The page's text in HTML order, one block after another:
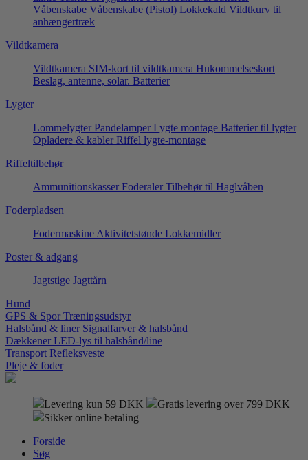
Våbenskabe Våbenskabe (Pistol) Lokkekald Vildtkurv til
anhængertræk
Vildtkamera
Vildtkamera SIM-kort til vildtkamera Hukommelseskort
Beslag, antenne, solar. Batterier
Lygter
Lommelygter Pandelamper Lygte montage Batterier til lygter
Opladere & kabler Riffel lygte-montage
Riffeltilbehør
Ammunitionskasser Foderaler Tilbehør til Haglvåben
Foderpladsen
Fodermaskine Aktivitetstønde Lokkemidler
Poster & adgang
Jagtstige Jagttårn
Hund
GPS & Spor Træningsudstyr
Halsbånd & liner Signalfarver & halsbånd
Dækkener LED-lys til halsbånd/line
Transport Refleksveste
Pleje & foder
Levering kun 59 DKK
Gratis levering over 799 DKK
Sikker online betaling
Forside
Søg